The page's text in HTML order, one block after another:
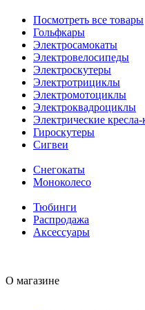
Посмотреть все товары
Гольфкары
Электросамокаты
Электровелосипеды
Электроскутеры
Электротрициклы
Электромотоциклы
Электроквадроциклы
Электрические
Гироскутеры
Сигвеи
Снегокаты
Моноколесо
Тюбинги
Распродажа
Аксессуары
О магазине